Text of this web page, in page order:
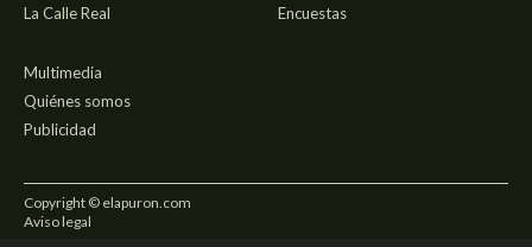
La Calle Real
Encuestas
Multimedia
Quiénes somos
Publicidad
Copyright © elapuron.com
Aviso legal